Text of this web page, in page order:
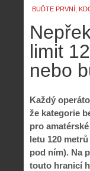
BUĎTE PRVNÍ,
limit
nebo
Každý
že kategorie
pro
letu 120
pod ním). Na
touto hranicí